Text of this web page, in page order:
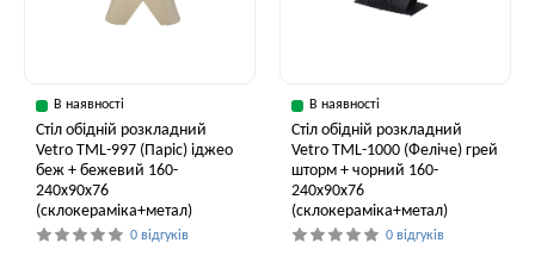
В наявності
Стіл обідній розкладний
Vetro ТМL-997 (Паріс) іджео
беж + бежевий 160-
240x90x76
(склокераміка+метал)
0 відгуків
В наявності
Стіл обідній розкладний
Vetro ТМL-1000 (Феліче) грей
шторм + чорний 160-
240x90x76
(склокераміка+метал)
0 відгуків